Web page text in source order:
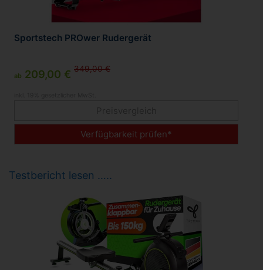
Sportstech PROwer Rudergerät
ab 209,00 € 349,00 €
Verfügbarkeit prüfen*
Testbericht lesen …..